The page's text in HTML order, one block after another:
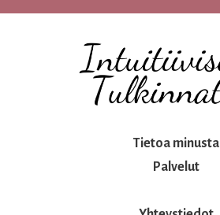
Tietoa minusta
Palvelut